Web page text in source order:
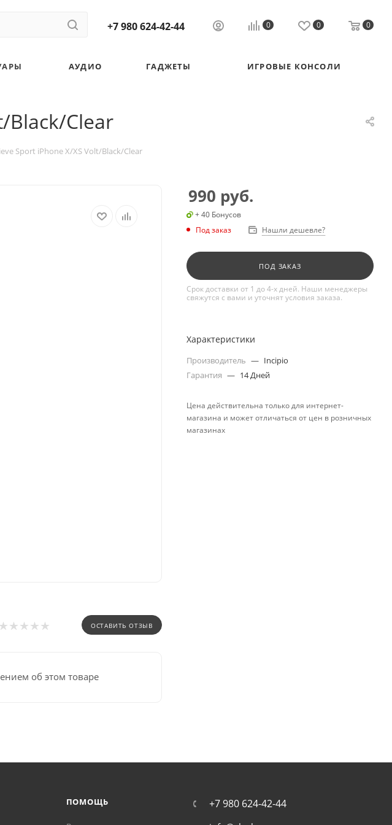
+7 980 624-42-44 0 0 0
АУДИО ГАДЖЕТЫ ИГРОВЫЕ КОНСОЛИ
Black/Clear
Sport iPhone X/XS Volt/Black/Clear
ОСТАВИТЬ ОТЗЫВ
об этом товаре
990 руб.
+ 40 Бонусов
Под заказ
Нашли дешевле?
ПОД ЗАКАЗ
Срок доставки от 1 до 4-х дней. Наши менеджеры
свяжутся с вами и уточнят условия заказа.
Характеристики
Производитель — Incipio
Гарантия — 14 Дней
Цена действительна только для интернет-
магазина и может отличаться от цен в розничных
магазинах
ПОМОЩЬ +7 980 624-42-44